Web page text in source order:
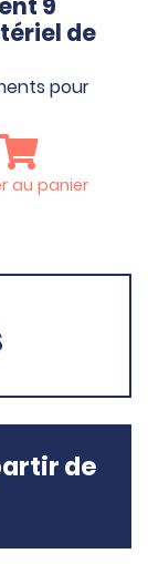
de
pour
au panier
de